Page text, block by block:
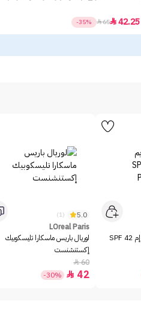
42.25

65

-35%
ميشا بي بي كريم بيرفكت إم SPF 42
5.0
(1)
LOreal Paris
لوريال باريس ماسكارا تليسكوبيك
إكستنشنست
60

42

-30%